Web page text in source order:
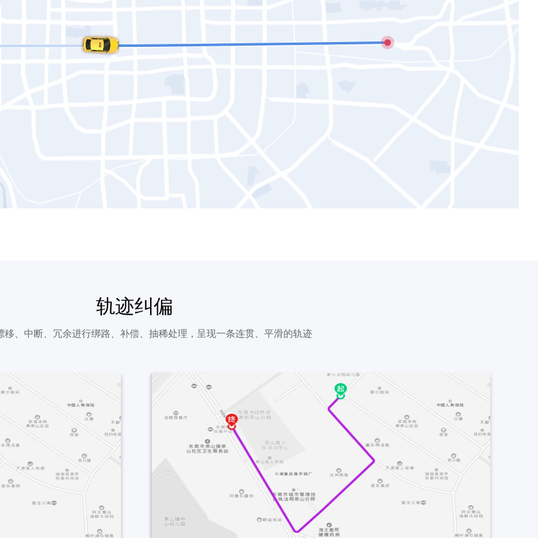
轨迹纠偏
移、中断、冗余进行绑路、补偿、抽稀处理，呈现一条连贯、平滑的轨迹